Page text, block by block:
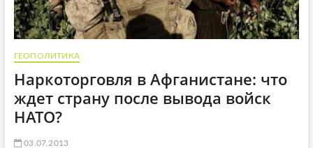
ГЕОПОЛИТИКА
Наркоторговля в Афганистане: что
ждет страну после вывода войск
НАТО?
03.07.2013